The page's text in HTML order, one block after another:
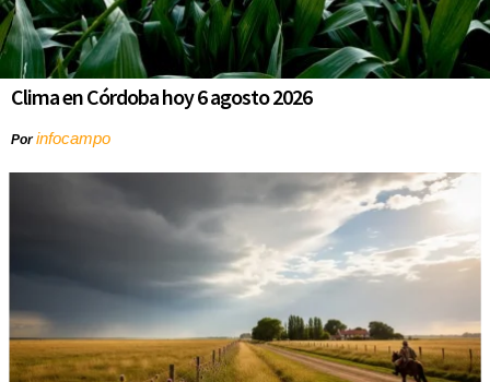
Clima en Córdoba hoy 6 agosto 2026
Porinfocampo